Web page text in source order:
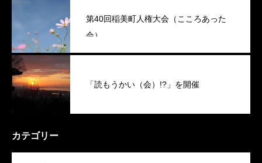
第40回稲美町人権大会（こころあった
会）
「読もうかい（会）!?」を開催
カテゴリー